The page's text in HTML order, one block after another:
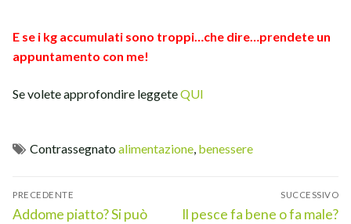
E se i kg accumulati sono troppi…che dire…prendete un
appuntamento con me!
Se volete approfondire leggeteQUI
Contrassegnatoalimentazione, benessere
Navigazione
articoli
PRECEDENTE
Articolo
Addome piatto? Si può
SUCCESSIVO
Articolo
Il pesce fa bene o fa male?